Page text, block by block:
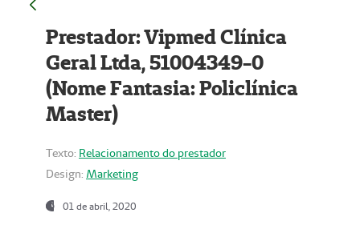
Prestador: Vipmed Clínica
Geral Ltda, 51004349-0
(Nome Fantasia: Policlínica
Master)
Texto: Relacionamento do prestador
Design: Marketing
01 de abril, 2020